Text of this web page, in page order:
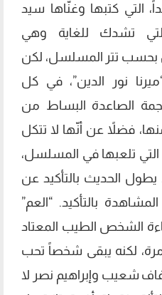
التي كتبها وغنّاها سيد
تشدك للغاية وهي
بحسب تتر المسلسل، لكن
نور الدين”، في كل
الصاعدة البساط من
فضلاً عن أنّها لا تتكل
تلعبها في المسلسل،
الحديث بالتأكيد عن
بالتأكيد. “العم”
الشخص الطيب المعتاد
لكنه يبقى شخصاً تحب
شعيب وإبراهيم نصر لا